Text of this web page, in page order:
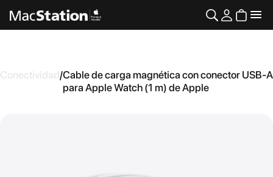
Conectividad/Cable de carga magnética con conector USB-A
para Apple Watch (1 m) de Apple